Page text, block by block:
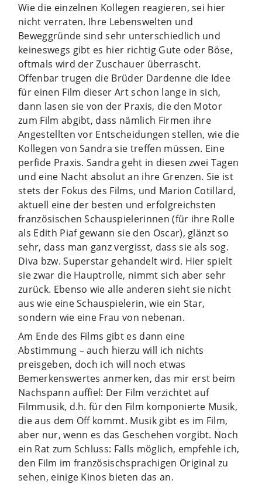
Wie die einzelnen Kollegen reagieren, sei hier
nicht verraten. Ihre Lebenswelten und
Beweggründe sind sehr unterschiedlich und
keineswegs gibt es hier richtig Gute oder Böse,
oftmals wird der Zuschauer überrascht.
Offenbar trugen die Brüder Dardenne die Idee
für einen Film dieser Art schon lange in sich,
dann lasen sie von der Praxis, die den Motor
zum Film abgibt, dass nämlich Firmen ihre
Angestellten vor Entscheidungen stellen, wie die
Kollegen von Sandra sie treffen müssen. Eine
perfide Praxis. Sandra geht in diesen zwei Tagen
und eine Nacht absolut an ihre Grenzen. Sie ist
stets der Fokus des Films, und Marion Cotillard,
aktuell eine der besten und erfolgreichsten
französischen Schauspielerinnen (für ihre Rolle
als Edith Piaf gewann sie den Oscar), glänzt so
sehr, dass man ganz vergisst, dass sie als sog.
Diva bzw. Superstar gehandelt wird. Hier spielt
sie zwar die Hauptrolle, nimmt sich aber sehr
zurück. Ebenso wie alle anderen sieht sie nicht
aus wie eine Schauspielerin, wie ein Star,
sondern wie eine Frau von nebenan.
Am Ende des Films gibt es dann eine
Abstimmung – auch hierzu will ich nichts
preisgeben, doch ich will noch etwas
Bemerkenswertes anmerken, das mir erst beim
Nachspann auffiel: Der Film verzichtet auf
Filmmusik, d.h. für den Film komponierte Musik,
die aus dem Off kommt. Musik gibt es im Film,
aber nur, wenn es das Geschehen vorgibt. Noch
ein Rat zum Schluss: Falls möglich, empfehle ich,
den Film im französischsprachigen Original zu
sehen, einige Kinos bieten das an.